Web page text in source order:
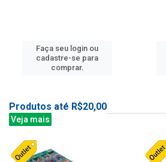
Faça seu login ou
cadastre-se para
comprar.
Produtos até R$20,00
Veja mais